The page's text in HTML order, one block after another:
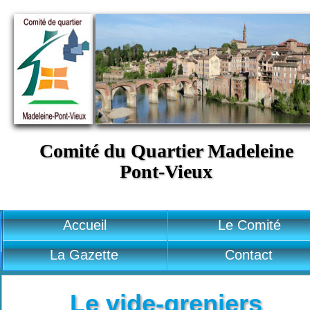
Comité du Quartier Madeleine
Pont-Vieux
Accueil
Le Comité
La Gazette
Contact
Le vide-greniers